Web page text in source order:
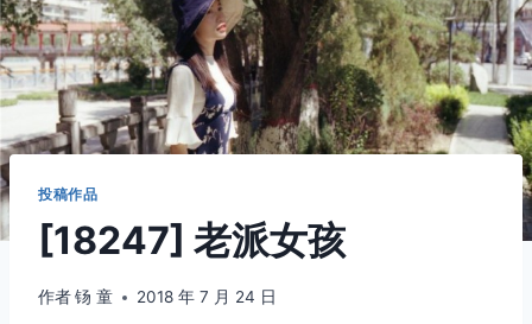
投稿作品
[18247] 老派女孩
作者钖 童 2018 年 7 月 24 日